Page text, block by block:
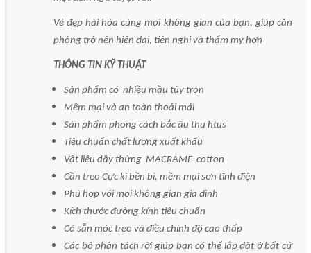
Vẻ đẹp hài hòa cùng mọi không gian của bạn, giúp căn
phòng trở nên hiện đại, tiện nghi và thẩm mỹ hơn
THÔNG TIN KỸ THUẬT
Sản phẩm có nhiều mầu tùy trọn
Mềm mại và an toàn thoải mái
Sản phẩm phong cách bắc âu thu htus
Tiêu chuẩn chất lượng xuất khẩu
Vật liệu dây thừng MACRAME cotton
Cần treo Cực kì bền bỉ, mềm mại sơn tĩnh điện
Phù hợp với mọi không gian gia đình
Kích thước đường kính tiêu chuẩn
Có sẵn móc treo và điều chỉnh độ cao thấp
Các bộ phận tách rời giúp bạn có thể lắp đặt ở bất cứ